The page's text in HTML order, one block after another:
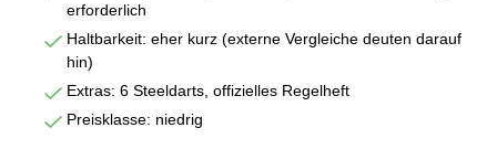
erforderlich
Haltbarkeit: eher kurz (externe Vergleiche deuten darauf
hin)
Extras: 6 Steeldarts, offizielles Regelheft
Preisklasse: niedrig